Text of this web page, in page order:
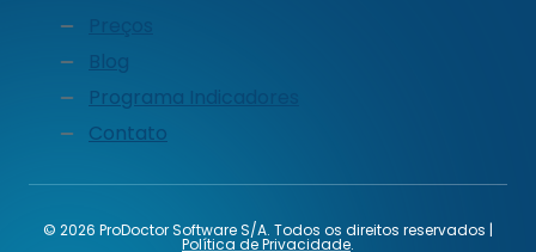
Blog
Programa Indicadores
Contato
© 2026 ProDoctor Software S/A. Todos os direitos reservados |
Política de Privacidade.